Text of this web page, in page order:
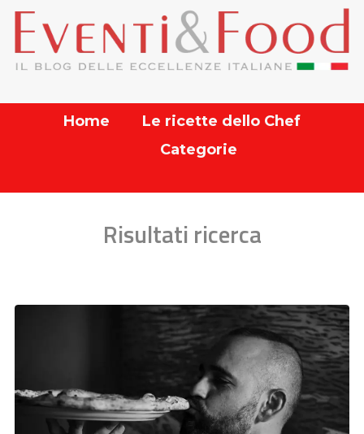
Home
Le ricette dello Chef
Categorie
Risultati ricerca